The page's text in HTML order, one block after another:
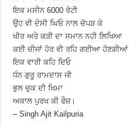
ਇਕ ਮਸੀਨ 6000 ਰੋਟੀ
ਉਹ ਵੀ ਦੇਸੀ ਘਿਓ ਨਾਲ ਚੋਪੜ ਕੇ
ਖੀਰ ਅਤੇ ਕੜੀ ਦਾ ਸਮਾਨ ਨਹੀ ਲਿਖਿਆ
ਕਈ ਚੀਜਾਂ ਹੋਰ ਵੀ ਰਹਿ ਗਈਆ ਹੋਣਗੀਆਂ
ਇਕ ਵਾਰੀ ਕਹਿ ਦਿਓ
ਧੰਨ ਗੁਰੂ ਰਾਮਦਾਸ ਜੀ
ਭੁਲ ਚੁਕ ਦੀ ਖਿਮਾ
ਅਕਾਲ ਪੁਰਖ ਕੀ ਫੌਜ਼।
– Singh Ajit Kailpuria